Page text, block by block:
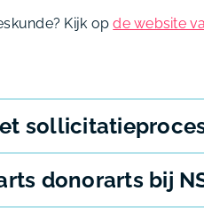
Kijk opde website
donorarts bij